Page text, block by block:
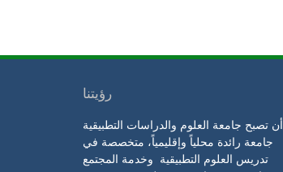
رؤيتنا
أن تصبح جامعة العلوم والدراسات التطبيقية
جامعة رائدة محلياً وإقليمياً، متخصصة في
تدريس العلوم التطبيقية وخدمة المجتمع